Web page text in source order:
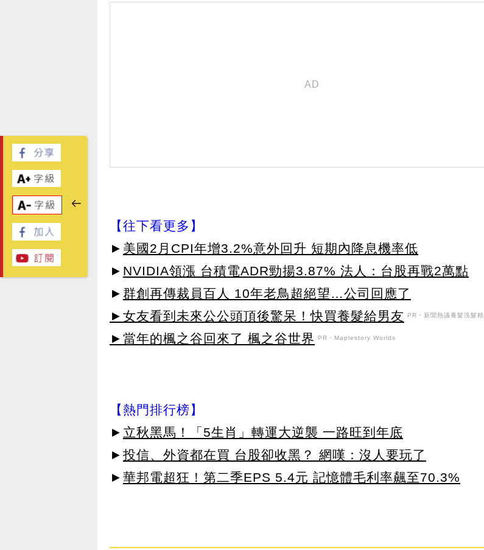
【往下看更多】
► 美國2月CPI年增3.2%意外回升 短期內降息機率低
► NVIDIA領漲 台積電ADR勁揚3.87% 法人：台股再戰2萬點
► 群創再傳裁員百人 10年老鳥超絕望…公司回應了
►女友看到未來公公頭頂後驚呆！快買養髮給男友
PR・新聞熱議養髮洗髮精
►當年的楓之谷回來了 楓之谷世界 PR・Maplestory Worlds
【熱門排行榜】
► 立秋黑馬！「5生肖」轉運大逆襲 一路旺到年底
► 投信、外資都在買 台股卻收黑？ 網嘆：沒人要玩了
► 華邦電超狂！第二季EPS 5.4元 記憶體毛利率飆至70.3%